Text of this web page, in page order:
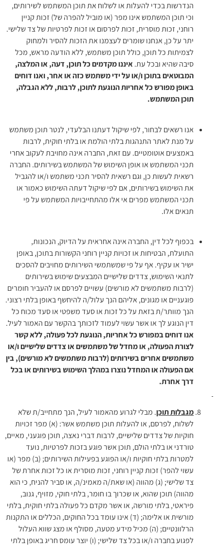
הנדרשות בכדי להעלות או לשלוח את תוכן המשתמש לשירותים,
וכי תוכן המשתמש אינו מפר (או מוביל להפרה של) זכות קניין
רוחני, זכות מוסרית, זכות לפרסום או זכות לפרטיות של צד שלישי.
יתר על כן, אנחנו שומרים לעצמנו את הזכות להסיר ולמחוק
לצמיתות כל תוכן, כולל תוכן משתמש, ללא הודעה מראש, מכל
סיבה שהיא ובכל עת.איננו מקדמים כל תוכן, דעה, או המלצה,
המבוטאים בתוכן ו/או על ידי משתמש כזה או אחר, ואנו דוחים
באופן מפורש כל אחריות הנוגעת לתוכן, לרבות, ללא הגבלה,
תוכן המשתמש.
אנו רשאים לבחור, לפי שיקול דעתנו הבלעדי, לנטר תוכן משתמש
על מנת לאתר התנהגות בלתי הולמת או בלתי חוקית, לרבות
באמצעים אוטומטיים. עם זאת, החברה אינה מחויבת לעקוב אחרי
תכני המשתמש או אופן השימוש של המשתמש בשירותים. החברה
רשאית לעשות כן, וגם רשאית להסיר תכני משתמש ו/או להגביל
את השימוש בשירותים, אם לפי שיקול דעתה השימוש כאמור או
תכני המשתמש מפרים אי אלו מהתחייבויות המשתמש על פי
תנאים אלו.
בכפוף לכל דין, החברה אינה אחראית על הדיוק, הנכונות,
התועלת, הבטיחות או זכויות קניין רוחני הקשורות בתוכן, באופן
ישיר או עקיף. אף על פי שמשתמשי השירותים מחויבים להסכים
לתנאי השימוש, צדדים שלישיים המבצעים שימוש בשירותים
(לרבות משתמשים לא מורשים) עשויים לפרסם או להעביר חומרים
פוגעניים או מגונים, אליהם הנך עלול/ה להיחשף באופן בלתי רצוני.
הנך מוותר/ת בזאת על כל זכות או סעד משפטי או סעד מכוח כל
דין הנוגע לך או אשר עשוי לעמוד לזכותך בהקשר עם האמור לעיל.
אנו דוחים במפורש כל אחריות, הנוגעת לכל פעולה, ללא קשר
לצורת הפעולה, או מחדל של משתמשים או צדדים שלישיים ו/או
משתמשים אחרים בשירותים (לרבות משתמשים לא מורשים), בין
אם הפעולה או המחדל נוצרו במהלך השימוש בשירותים או בכל
דרך אחרת.
מגבלות תוכן. מבלי לגרוע מהאמור לעיל, הנך מתחייב/ת שלא
לשלוח, לפרסם, או להעלות תוכן משתמש אשר: (א) מפר זכויות
חוקיות של צדדים שלישיים, לרבות דברי נאצה, תוכן פוגעני, מאיים,
טורדני או בלתי הולם, תוכן אשר פוגע בזכות לפרטיות, נועד
למטרות בלתי חוקיות ו/או הפוגע בפעילות השירותים; (ב) מפר (או
עשוי להפר) זכות קניין רוחני, זכות מוסרית או כל זכות אחרת של
צד שלישי; (ג) מהווה (או שאת/ה מאמינ/ה, או סביר להניח, כי הוא
מהווה) תוכן שהוא, או שכרוך בו חומר, בלתי חוקי, מזויף, גנוב,
פיראטי, בלתי מורשה, או אשר מקדם כל פעולה בלתי חוקית, בלתי
מורשית או אלימה; (ד) אינו עומד בכל החוקים, הכללים או התקנות
הרלוונטיים; (ה) מכיל מידע מטעה, מסולף או מצג שווא העלול
לפגוע בחברה ו/או בכל צד שלישי; (ו) יוצר עומס חריג באופן בלתי